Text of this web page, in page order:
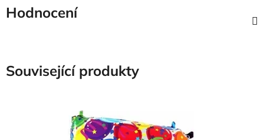
Hodnocení
Související produkty